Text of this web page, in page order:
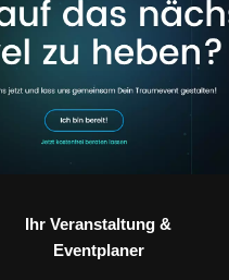
Ihr Veranstaltung &
Eventplaner